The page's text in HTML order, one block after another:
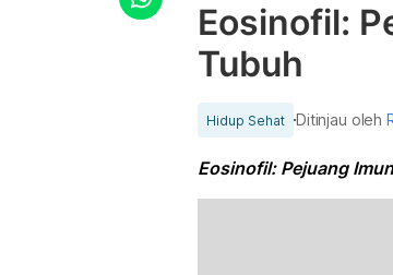
Eosinofil:
Tubuh
Hidup Sehat Ditinjau oleh
Eosinofil: Pejuang